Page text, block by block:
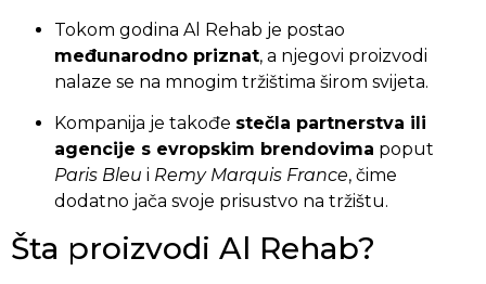
Tokom godina Al Rehab je postao
međunarodno priznat, a njegovi proizvodi
nalaze se na mnogim tržištima širom svijeta.
Kompanija je takođe stečla partnerstva ili
agencije s evropskim brendovima poput
Paris Bleu i Remy Marquis France, čime
dodatno jača svoje prisustvo na tržištu.
Šta proizvodi Al Rehab?